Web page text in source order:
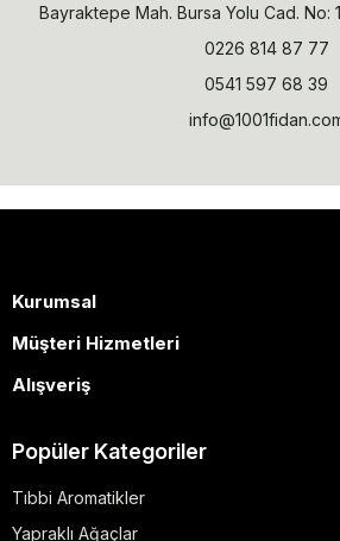
Bayraktepe Mah. Bursa Yolu Cad. No:
0226 814 87 77
0541 597 68 39
Kurumsal
Müşteri Hizmetleri
Alışveriş
Popüler Kategoriler
Tıbbi Aromatikler
Yapraklı Ağaçlar